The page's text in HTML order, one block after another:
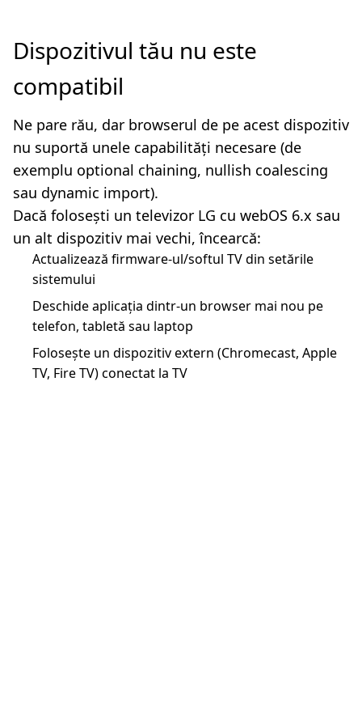
Dispozitivul tău nu este
compatibil
Ne pare rău, dar browserul de pe acest dispozitiv
nu suportă unele capabilități necesare (de
exemplu optional chaining, nullish coalescing
sau dynamic import).
Dacă folosești un televizor LG cu webOS 6.x sau
un alt dispozitiv mai vechi, încearcă:
Actualizează firmware-ul/softul TV din setările
sistemului
Deschide aplicația dintr-un browser mai nou pe
telefon, tabletă sau laptop
Folosește un dispozitiv extern (Chromecast, Apple
TV, Fire TV) conectat la TV